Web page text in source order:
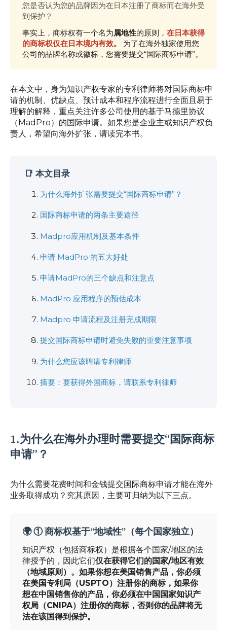
您是否认为您的品牌因为在日本注册了商标而在海外受
到保护？
事实上，商标权有一个名为属地性的原则， 在日本获得
的商标权仅在日本境内有效。 为了在海外独家使用您
公司的品牌名称或徽标，您需要提交“国际商标申请”。
在本文中，身为知识产权专家的专利律师将对国际商标申
请的机制、优缺点、预计成本和程序流程进行全面且易于
理解的解释，重点关注许多公司使用的基于马德里协议
（MadPro）的国际申请。如果您是企业主或知识产权负
责人，希望向海外扩张，请读完本书。
📑 本文目录
为什么海外扩张需要提交“国际商标申请”？
国际商标申请的两条主要途径
Madpro应用机制及基本条件
申请 MadPro 的五大好处
申请MadPro的三个缺点和注意点
MadPro 应用程序的预估成本
Madpro 申请流程及注册完成期限
提交国际商标申请时避免失败的重要注意事项
为什么您应该聘请专利律师
摘要：要获得外国商标，请联系专利律师
1.为什么在海外办理时需要提交“国际商标
申请”？
为什么需要花费时间和金钱提交国际商标申请才能在海外
业务取得成功？究其原因，主要可归纳为以下三点。
🌍 ① 商标权基于“地域性”（每个国家独立）
知识产权（包括商标权）是根据各个国家/地区的法
律授予的，因此它们仅在获得它们的国家/地区有效
（地域原则）。如果你想在美国销售产品，你必须
在美国专利局（USPTO）注册你的商标，如果你
想在中国销售你的产品，你必须在中国国家知识产
权局（CNIPA）注册你的商标，否则你的品牌将无
法在该国得到保护。